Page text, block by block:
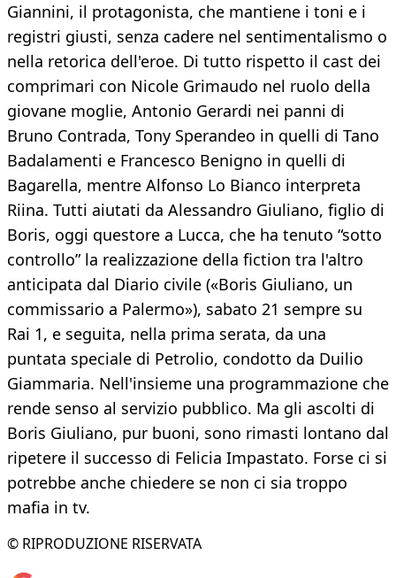
Giannini, il protagonista, che mantiene i toni e i
registri giusti, senza cadere nel sentimentalismo o
nella retorica dell'eroe. Di tutto rispetto il cast dei
comprimari con Nicole Grimaudo nel ruolo della
giovane moglie, Antonio Gerardi nei panni di
Bruno Contrada, Tony Sperandeo in quelli di Tano
Badalamenti e Francesco Benigno in quelli di
Bagarella, mentre Alfonso Lo Bianco interpreta
Riina. Tutti aiutati da Alessandro Giuliano, figlio di
Boris, oggi questore a Lucca, che ha tenuto “sotto
controllo” la realizzazione della fiction tra l'altro
anticipata dal Diario civile («Boris Giuliano, un
commissario a Palermo»), sabato 21 sempre su
Rai 1, e seguita, nella prima serata, da una
puntata speciale di Petrolio, condotto da Duilio
Giammaria. Nell'insieme una programmazione che
rende senso al servizio pubblico. Ma gli ascolti di
Boris Giuliano, pur buoni, sono rimasti lontano dal
ripetere il successo di Felicia Impastato. Forse ci si
potrebbe anche chiedere se non ci sia troppo
mafia in tv.
© RIPRODUZIONE RISERVATA